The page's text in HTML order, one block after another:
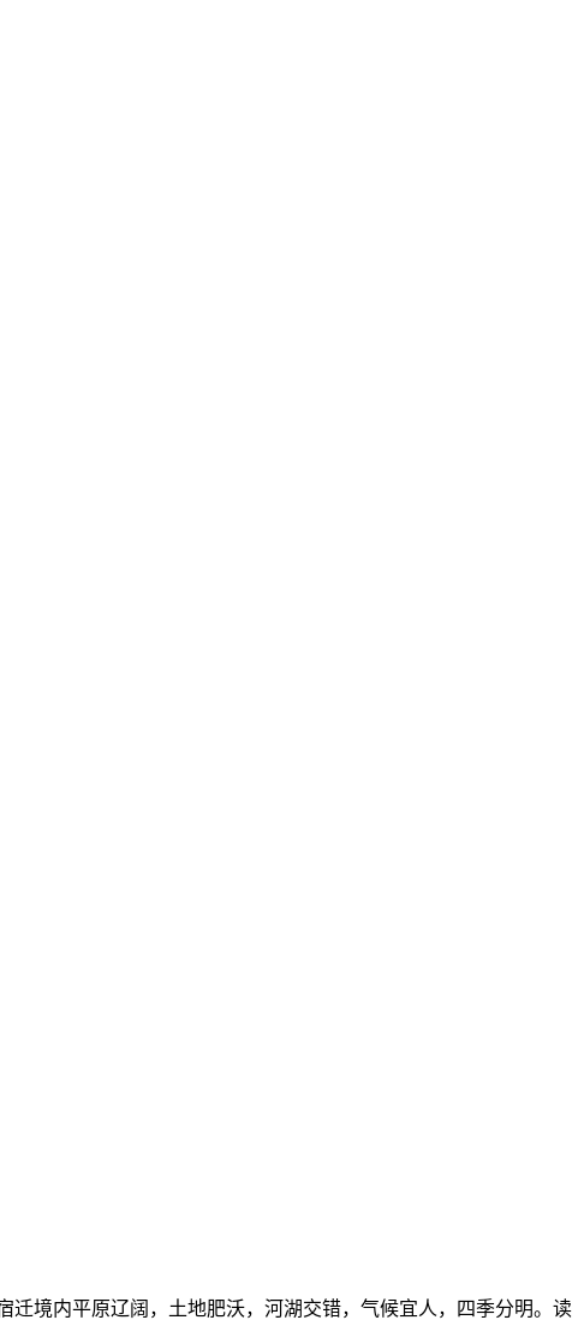
境内平原辽阔，土地肥沃，河湖交错，气候宜人，四季分明。读